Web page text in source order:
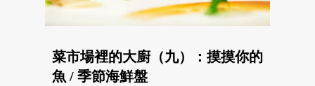
菜市場裡的大廚（九）：摸摸你的
魚 / 季節海鮮盤